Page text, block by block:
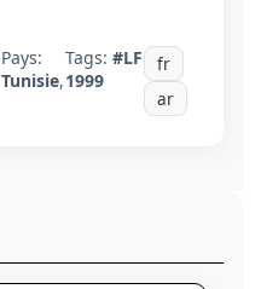
Pays:
Tunisie,
Tags:#LF
1999
fr
ar